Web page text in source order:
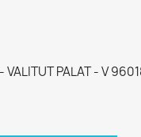
PALAT - V